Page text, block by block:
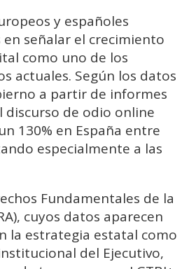
y españoles
señalar el crecimiento
como uno de los
actuales. Según los datos
a partir de informes
discurso de odio online
130% en España entre
especialmente a las
Fundamentales de la
cuyos datos aparecen
la estrategia estatal como
del Ejecutivo,